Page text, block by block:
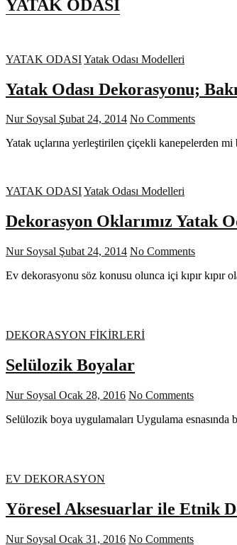
YATAK ODASI
YATAK ODASIYatak Odası Modelleri
Yatak Odası Dekorasyonu;
Nur Soysal Şubat 24, 2014 No Comments
Yatak uçlarına yerleştirilen çiçekli kanepelerden mi
YATAK ODASIYatak Odası Modelleri
Dekorasyon Oklarımız Yatak
Nur Soysal Şubat 24, 2014 No Comments
Ev dekorasyonu söz konusu olunca içi kıpır kıpır
DEKORASYON FİKİRLERİ
Selülozik Boyalar
Nur Soysal Ocak 28, 2016 No Comments
Selülozik boya uygulamaları Uygulama esnasında
EV DEKORASYON
Yöresel Aksesuarlar ile Etnik
Nur Soysal Ocak 31, 2016 No Comments